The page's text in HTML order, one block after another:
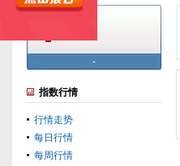
-
指数行情
行情走势
每日行情
每周行情